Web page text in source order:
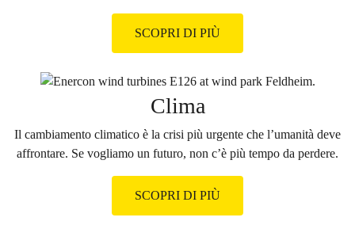
SCOPRI DI PIÙ
Clima
Il cambiamento climatico è la crisi più urgente che l’umanità deve
affrontare. Se vogliamo un futuro, non c’è più tempo da perdere.
SCOPRI DI PIÙ